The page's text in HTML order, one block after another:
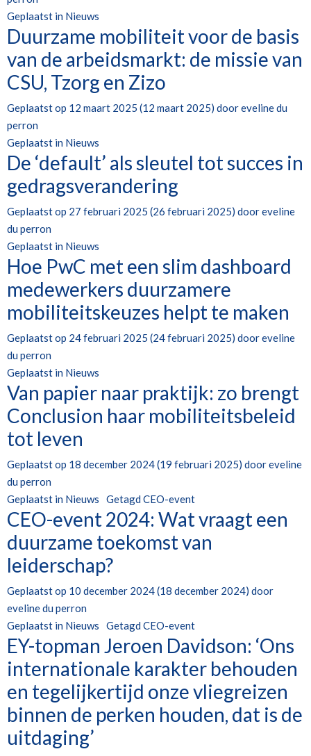
Geplaatst in Nieuws
Duurzame mobiliteit voor de basis
van de arbeidsmarkt: de missie van
CSU, Tzorg en Zizo
Geplaatst op 12 maart 2025 (12 maart 2025) dooreveline du
perron
Geplaatst in Nieuws
De ‘default’ als sleutel tot succes in
gedragsverandering
Geplaatst op 27 februari 2025 (26 februari 2025) dooreveline
du perron
Geplaatst in Nieuws
Hoe PwC met een slim dashboard
medewerkers duurzamere
mobiliteitskeuzes helpt te maken
Geplaatst op 24 februari 2025 (24 februari 2025) dooreveline
du perron
Geplaatst in Nieuws
Van papier naar praktijk: zo brengt
Conclusion haar mobiliteitsbeleid
tot leven
Geplaatst op 18 december 2024(19 februari 2025) dooreveline
du perron
Geplaatst in Nieuws Getagd CEO-event
CEO-event 2024: Wat vraagt een
duurzame toekomst van
leiderschap?
Geplaatst op 10 december 2024(18 december 2024) door
eveline du perron
Geplaatst in Nieuws Getagd CEO-event
EY-topman Jeroen Davidson: ‘Ons
internationale karakter behouden
en tegelijkertijd onze vliegreizen
binnen de perken houden, dat is de
uitdaging’